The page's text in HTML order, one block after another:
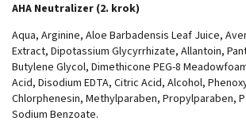
AHA Neutralizer (2. krok)
Aqua, Arginine, Aloe Barbadensis Leaf Juice,
Extract, Dipotassium Glycyrrhizate, Allantoin,
Butylene Glycol, Dimethicone PEG-8
Acid, Disodium EDTA, Citric Acid, Alcohol,
Chlorphenesin, Methylparaben, Propylparaben,
Sodium Benzoate.